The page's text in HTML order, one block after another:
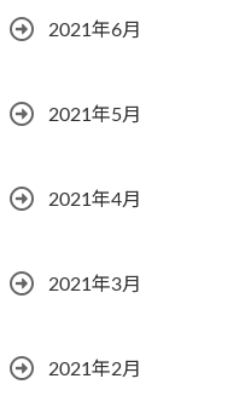
2021年6月
2021年5月
2021年4月
2021年3月
2021年2月